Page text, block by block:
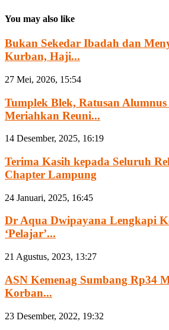
You may also like
Bukan Sekedar Ibadah dan
Kurban, Haji...
27 Mei, 2026, 15:54
Tumplek Blek, Ratusan
Meriahkan Reuni...
14 Desember, 2025, 16:19
Terima Kasih kepada Seluruh
Chapter Lampung
24 Januari, 2025, 16:45
Dr Aqua Dwipayana Lengkapi
‘Pelajar’...
21 Agustus, 2023, 13:27
ASN Kemenag Sumbang Rp34
Korban...
23 Desember, 2022, 19:32